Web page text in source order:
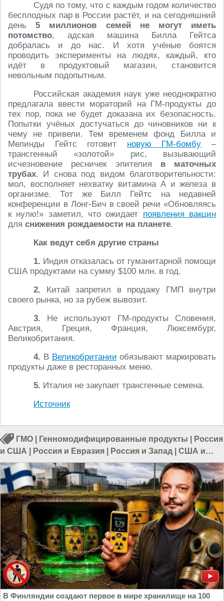
Судя по тому, что с каждым годом количество
бесплодных пар в России растёт, и на сегодняшний
день5 миллионов семей не могут иметь
потомство, адская машина Билла Гейтса
добралась и до нас. И хотя учёные боятся
проводить эксперименты на людях, каждый, кто
идёт в продуктовый магазин, становится
невольным подопытным.
Российская академия наук уже неоднократно
предлагала ввести мораторий на ГМ-продукты до
тех пор, пока не будет доказана их безопасность.
Попытки учёных достучаться до чиновников ни к
чему не привели. Тем временем фонд Билла и
Мелинды Гейтс готовит новую ГМ-бомбу –
трансгенный «золотой» рис, вызывающий
исчезновение ресничек эпителия в маточных
трубах. И снова под видом благотворительности:
мол, восполняет нехватку витамина А и железа в
организме. Тот же Билл Гейтс на недавней
конференции в Лонг-Бич в своей речи «Обновляясь
к нулю!» заметил, что ожидает появления вакцин
для снижения рождаемости на планете.
Как ведут себя другие страны
1. Индия отказалась от гуманитарной помощи
США продуктами на сумму $100 млн. в год.
2. Китай запретил в продажу ГМП внутри
своего рынка, но за рубеж вывозит.
3. Не используют ГМ-продукты Словения,
Австрия, Греция, Франция, Люксембург,
Великобритания.
4. В Великобритании обязывают маркировать
продукты даже в ресторанных меню.
5. Италия не закупает трансгенные семена.
Источник
ГМО Генномодифицированные продукты
Россия
и США
Россия и Евразия Россия и Запад
США и
Великобритания|Африка и Россия
В Финляндии создают первое в мире хранилище на 100